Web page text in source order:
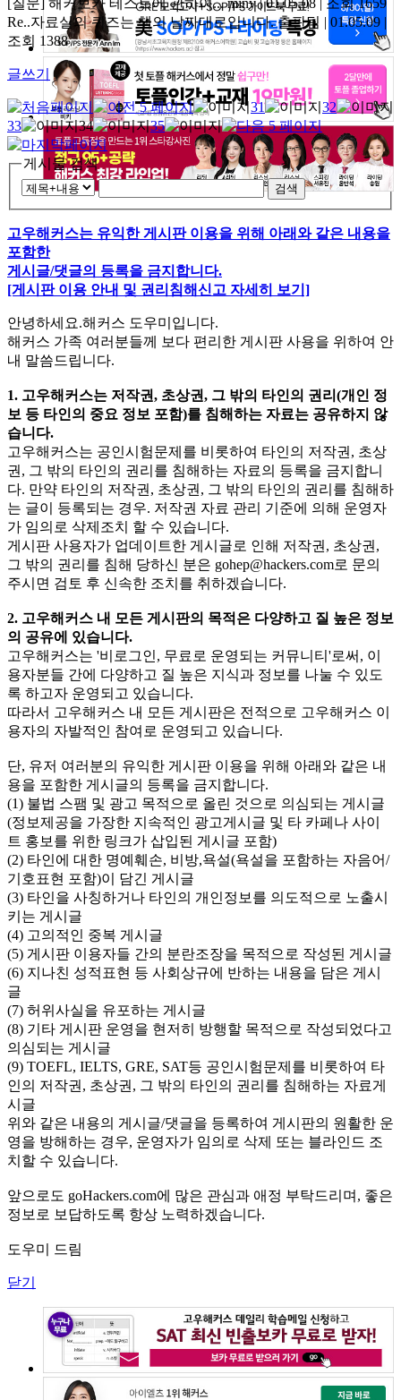
Re..자료실의 퀴즈는 책의 날짜대로입니다.출판팀 | 01.05.09 |
조회 1388
글쓰기
31
32
33
34 35
게시물 검색
검색
고우해커스는 유익한 게시판 이용을 위해 아래와 같은 내용을
포함한
게시글/댓글의 등록을 금지합니다.
[게시판 이용 안내 및 권리침해신고 자세히 보기]
안녕하세요.해커스 도우미입니다.
해커스 가족 여러분들께 보다 편리한 게시판 사용을 위하여 안
내 말씀드립니다.
1. 고우해커스는 저작권, 초상권, 그 밖의 타인의 권리(개인 정
보 등 타인의 중요 정보 포함)를 침해하는 자료는 공유하지 않
습니다.
고우해커스는 공인시험문제를 비롯하여 타인의 저작권, 초상
권, 그 밖의 타인의 권리를 침해하는 자료의 등록을 금지합니
다. 만약 타인의 저작권, 초상권, 그 밖의 타인의 권리를 침해하
는 글이 등록되는 경우. 저작권 자료 관리 기준에 의해 운영자
가 임의로 삭제조치 할 수 있습니다.
게시판 사용자가 업데이트한 게시글로 인해 저작권, 초상권,
그 밖의 권리를 침해 당하신 분은 gohep@hackers.com로 문의
주시면 검토 후 신속한 조치를 취하겠습니다.
2. 고우해커스 내 모든 게시판의 목적은 다양하고 질 높은 정보
의 공유에 있습니다.
고우해커스는 '비로그인, 무료로 운영되는 커뮤니티'로써, 이
용자분들 간에 다양하고 질 높은 지식과 정보를 나눌 수 있도
록 하고자 운영되고 있습니다.
따라서 고우해커스 내 모든 게시판은 전적으로 고우해커스 이
용자의 자발적인 참여로 운영되고 있습니다.
단, 유저 여러분의 유익한 게시판 이용을 위해 아래와 같은 내
용을 포함한 게시글의 등록을 금지합니다.
(1) 불법 스팸 및 광고 목적으로 올린 것으로 의심되는 게시글
(정보제공을 가장한 지속적인 광고게시글 및 타 카페나 사이
트 홍보를 위한 링크가 삽입된 게시글 포함)
(2) 타인에 대한 명예훼손, 비방,욕설(욕설을 포함하는 자음어/
기호표현 포함)이 담긴 게시글
(3) 타인을 사칭하거나 타인의 개인정보를 의도적으로 노출시
키는 게시글
(4) 고의적인 중복 게시글
(5) 게시판 이용자들 간의 분란조장을 목적으로 작성된 게시글
(6) 지나친 성적표현 등 사회상규에 반하는 내용을 담은 게시
글
(7) 허위사실을 유포하는 게시글
(8) 기타 게시판 운영을 현저히 방행할 목적으로 작성되었다고
의심되는 게시글
(9) TOEFL, IELTS, GRE, SAT등 공인시험문제를 비롯하여 타
인의 저작권, 초상권, 그 밖의 타인의 권리를 침해하는 자료게
시글
위와 같은 내용의 게시글/댓글을 등록하여 게시판의 원활한 운
영을 방해하는 경우, 운영자가 임의로 삭제 또는 블라인드 조
치할 수 있습니다.
앞으로도 goHackers.com에 많은 관심과 애정 부탁드리며, 좋은
정보로 보답하도록 항상 노력하겠습니다.
도우미 드림
닫기